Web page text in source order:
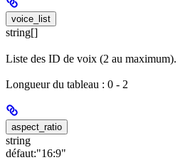
voice_list
string[]
Liste des ID de voix (2 au maximum).
Longueur du tableau : 0 - 2
aspect_ratio
string
défaut:"16:9"